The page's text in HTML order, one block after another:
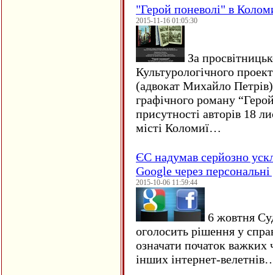
"Герой поневолі" в
2015-11-16 01:05:30
За
Культурологічного
(адвокат Михайло
графічного роману
присутності авторів 18
місті Коломиї…
ЄC надумав серйозно
Google через персональні
2015-10-06 11:59:44
6 жовтня
оголосить рішення у
означати початок важких
інших інтернет-